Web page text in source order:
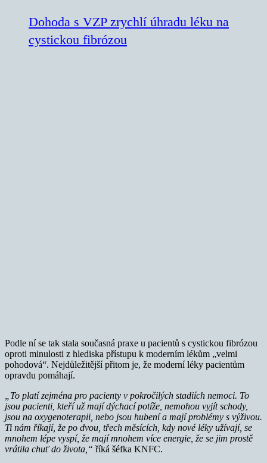
Dohoda s VZP zrychlí úhradu léku na
cystickou fibrózou
Podle ní se tak stala současná praxe u pacientů s cystickou fibrózou
oproti minulosti z hlediska přístupu k moderním lékům „velmi
pohodová“. Nejdůležitější přitom je, že moderní léky pacientům
opravdu pomáhají.
„To platí zejména pro pacienty v pokročilých stadiích nemoci. To
jsou pacienti, kteří už mají dýchací potíže, nemohou vyjít schody,
jsou na oxygenoterapii, nebo jsou hubení a mají problémy s výživou.
Ti nám říkají, že po dvou, třech měsících, kdy nové léky užívají, se
mnohem lépe vyspí, že mají mnohem více energie, že se jim prostě
vrátila chuť do života,“ říká šéfka KNFC.